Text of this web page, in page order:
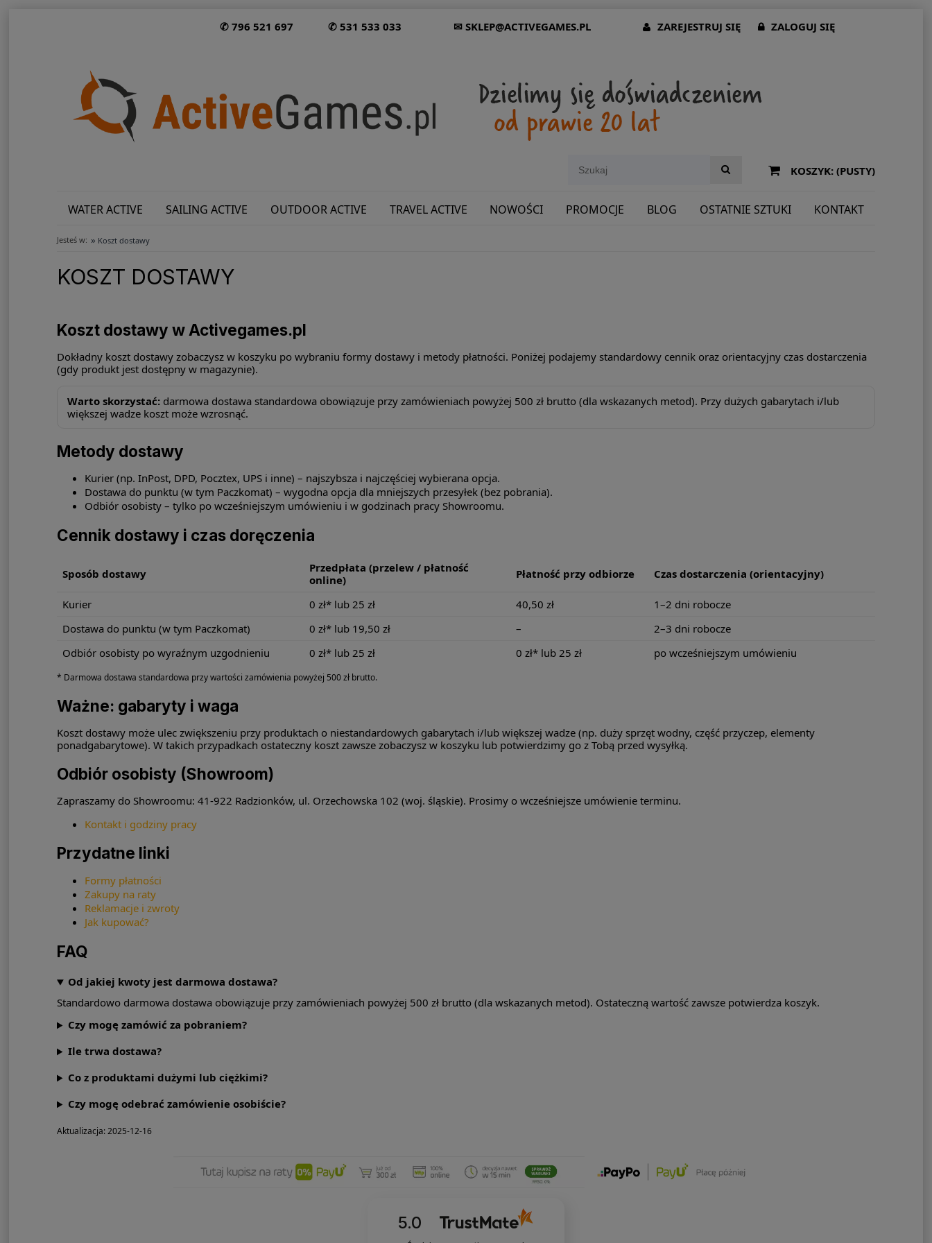
✆ 796 521 697 ✆ 531 533 033 ✉ SKLEP@ACTIVEGAMES.PL ZAREJESTRUJ SIĘ ZALOGUJ SIĘ
KOSZYK: (PUSTY)
WATER ACTIVE SAILING ACTIVE OUTDOOR ACTIVE TRAVEL ACTIVE NOWOŚCI PROMOCJE BLOG OSTATNIE SZTUKI KONTAKT
Jesteś w: » Koszt dostawy
KOSZT DOSTAWY
Koszt dostawy w Activegames.pl
Dokładny koszt dostawy zobaczysz w koszyku po wybraniu formy dostawy i metody płatności. Poniżej podajemy standardowy cennik oraz orientacyjny czas dostarczenia
(gdy produkt jest dostępny w magazynie).
Warto skorzystać:darmowa dostawa standardowa obowiązuje przy zamówieniach powyżej 500 zł brutto (dla wskazanych metod). Przy dużych gabarytach i/lub
większej wadze koszt może wzrosnąć.
Metody dostawy
Kurier (np. InPost, DPD, Pocztex, UPS i inne) – najszybsza i najczęściej wybierana opcja.
Dostawa do punktu (w tym Paczkomat) – wygodna opcja dla mniejszych przesyłek (bez pobrania).
Odbiór osobisty – tylko po wcześniejszym umówieniu i w godzinach pracy Showroomu.
Cennik dostawy i czas doręczenia
Sposób dostawy
Przedpłata (przelew / płatność
online)
Płatność przy odbiorze Czas dostarczenia (orientacyjny)
Kurier 0 zł* lub 25 zł 40,50 zł
1–2 dni robocze
Dostawa do punktu (w tym Paczkomat)
0 zł* lub 19,50 zł –
2–3 dni robocze
Odbiór osobisty po wyraźnym uzgodnieniu
0 zł* lub 25 zł 0 zł* lub 25 zł po wcześniejszym umówieniu
* Darmowa dostawa standardowa przy wartości zamówienia powyżej 500 zł brutto.
Ważne: gabaryty i waga
Koszt dostawy może ulec zwiększeniu przy produktach o niestandardowych gabarytach i/lub większej wadze (np. duży sprzęt wodny, część przyczep, elementy
ponadgabarytowe). W takich przypadkach ostateczny koszt zawsze zobaczysz w koszyku lub potwierdzimy go z Tobą przed wysyłką.
Odbiór osobisty (Showroom)
Zapraszamy do Showroomu: 41-922 Radzionków, ul. Orzechowska 102 (woj. śląskie). Prosimy o wcześniejsze umówienie terminu.
Kontakt i godziny pracy
Przydatne linki
Formy płatności
Zakupy na raty
Reklamacje i zwroty
Jak kupować?
FAQ
Od jakiej kwoty jest darmowa dostawa?
Standardowo darmowa dostawa obowiązuje przy zamówieniach powyżej 500 zł brutto (dla wskazanych metod). Ostateczną wartość zawsze potwierdza koszyk.
Czy mogę zamówić za pobraniem?
Ile trwa dostawa?
Co z produktami dużymi lub ciężkimi?
Czy mogę odebrać zamówienie osobiście?
Aktualizacja: 2025-12-16
5.0